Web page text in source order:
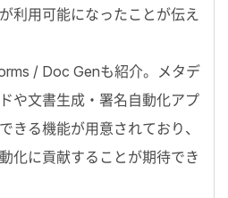
利用可能になったことが伝え
/ Doc Genも紹介。メタデ
や文書生成・署名自動化アプ
きる機能が用意されており、
化に貢献することが期待でき